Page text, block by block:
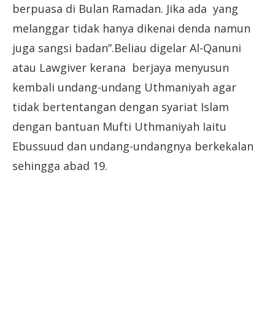
berpuasa di Bulan Ramadan. Jika ada yang
melanggar tidak hanya dikenai denda namun
juga sangsi badan”.Beliau digelar Al-Qanuni
atau Lawgiver kerana berjaya menyusun
kembali undang-undang Uthmaniyah agar
tidak bertentangan dengan syariat Islam
dengan bantuan Mufti Uthmaniyah Iaitu
Ebussuud dan undang-undangnya berkekalan
sehingga abad 19.